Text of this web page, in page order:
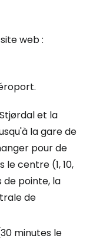
web :
et la
la gare de
pour de
le centre (1, 10,
de pointe, la
de
minutes le